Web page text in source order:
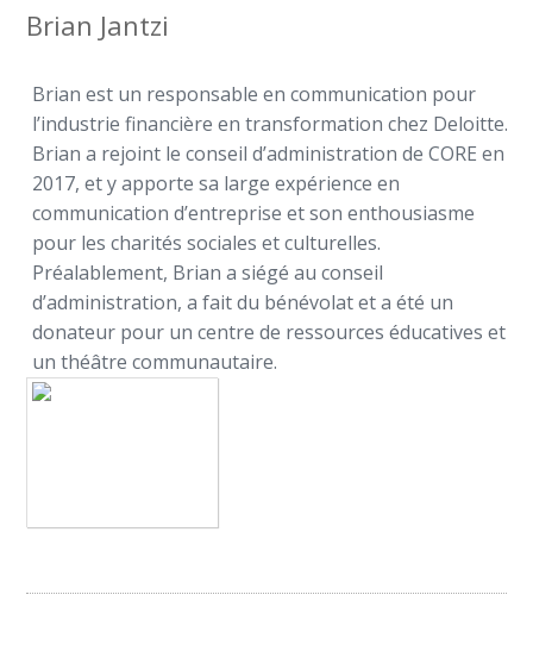
Brian Jantzi
Brian est un responsable en communication pour
l’industrie financière en transformation chez Deloitte.
Brian a rejoint le conseil d’administration de CORE en
2017, et y apporte sa large expérience en
communication d’entreprise et son enthousiasme
pour les charités sociales et culturelles.
Préalablement, Brian a siégé au conseil
d’administration, a fait du bénévolat et a été un
donateur pour un centre de ressources éducatives et
un théâtre communautaire.